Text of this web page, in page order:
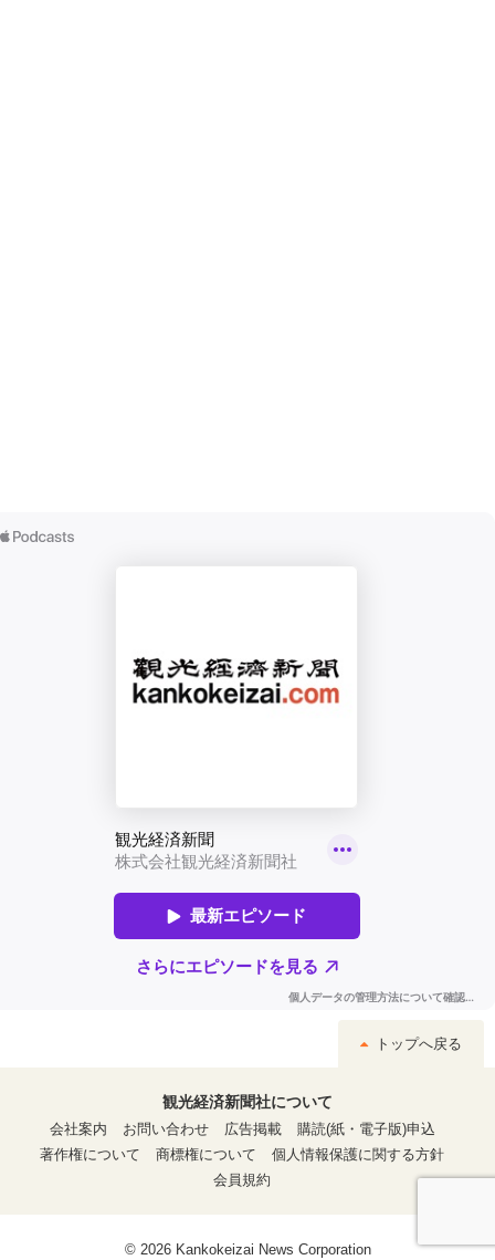
トップへ戻る
観光経済新聞社について
会社案内
お問い合わせ 広告掲載
購読(紙・電子版)申込
著作権について
商標権について
個人情報保護に関する方針
会員規約
© 2026 Kankokeizai News Corporation